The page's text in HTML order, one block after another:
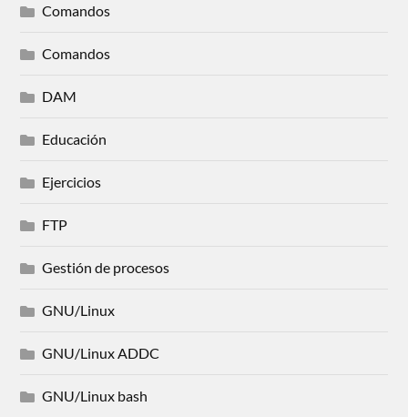
Comandos
Comandos
DAM
Educación
Ejercicios
FTP
Gestión de procesos
GNU/Linux
GNU/Linux ADDC
GNU/Linux bash